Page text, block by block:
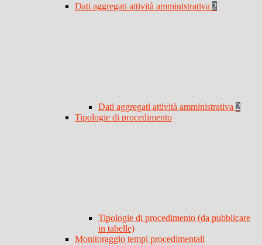
Dati aggregati attività amministrativa 2
Dati aggregati attività amministrativa 2
Tipologie di procedimento
Tipologie di procedimento (da pubblicare
in tabelle)
Monitoraggio tempi procedimentali